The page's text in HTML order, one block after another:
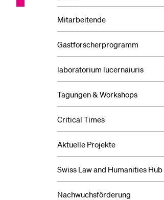
Mitarbeitende
Gastforscherprogramm
laboratorium lucernaiuris
Tagungen & Workshops
Critical Times
Aktuelle Projekte
Swiss Law and Humanities Hub
Nachwuchsförderung